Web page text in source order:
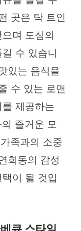
곳은 탁 트인
며 도심의
수 있습니
있는 음식을
수 있는 로맨
제공하는
즐거운 모
족과의 소중
희동의 감성
이 될 것입